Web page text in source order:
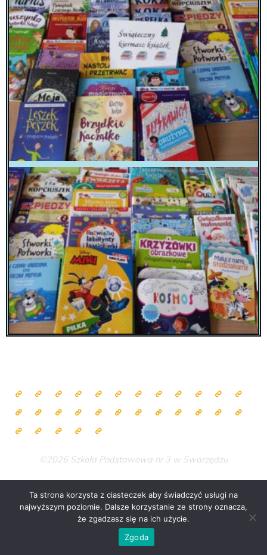
©2026 Szkoła Podstawowa nr 3 w Swarzędzu
Zasilane przezBravada& WordPress .
Ta strona korzysta z ciasteczek aby świadczyć usługi na
najwyższym poziomie. Dalsze korzystanie ze strony oznacza,
że zgadzasz się na ich użycie.
Zgoda